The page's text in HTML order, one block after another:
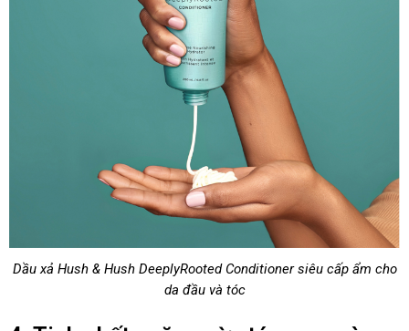
Dầu xả Hush & Hush DeeplyRooted Conditioner siêu cấp ẩm cho
da đầu và tóc